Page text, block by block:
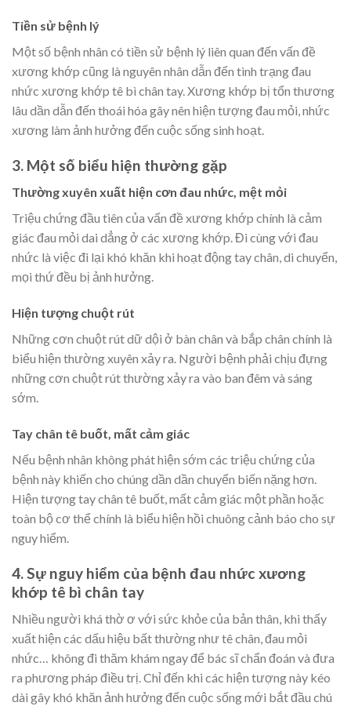
Tiền sử bệnh lý
Một số bệnh nhân có tiền sử bệnh lý liên quan đến vấn đề
xương khớp cũng là nguyên nhân dẫn đến tình trạng đau
nhức xương khớp tê bì chân tay. Xương khớp bị tổn thương
lâu dần dẫn đến thoái hóa gây nên hiện tượng đau mỏi, nhức
xương làm ảnh hưởng đến cuộc sống sinh hoạt.
3. Một số biểu hiện thường gặp
Thường xuyên xuất hiện cơn đau nhức, mệt mỏi
Triệu chứng đầu tiên của vấn đề xương khớp chính là cảm
giác đau mỏi dai dẳng ở các xương khớp. Đi cùng với đau
nhức là việc đi lại khó khăn khi hoạt động tay chân, di chuyển,
mọi thứ đều bị ảnh hưởng.
Hiện tượng chuột rút
Những cơn chuột rút dữ dội ở bàn chân và bắp chân chính là
biểu hiện thường xuyên xảy ra. Người bệnh phải chịu đựng
những cơn chuột rút thường xảy ra vào ban đêm và sáng
sớm.
Tay chân tê buốt, mất cảm giác
Nếu bệnh nhân không phát hiện sớm các triệu chứng của
bệnh này khiến cho chúng dần dần chuyển biến nặng hơn.
Hiện tượng tay chân tê buốt, mất cảm giác một phần hoặc
toàn bộ cơ thể chính là biểu hiện hồi chuông cảnh báo cho sự
nguy hiểm.
4. Sự nguy hiểm của bệnh đau nhức xương
khớp tê bì chân tay
Nhiều người khá thờ ơ với sức khỏe của bản thân, khi thấy
xuất hiện các dấu hiệu bất thường như tê chân, đau mỏi
nhức… không đi thăm khám ngay để bác sĩ chẩn đoán và đưa
ra phương pháp điều trị. Chỉ đến khi các hiện tượng này kéo
dài gây khó khăn ảnh hưởng đến cuộc sống mới bắt đầu chú